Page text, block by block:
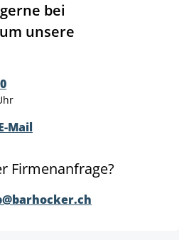
bei
unsere
Mail
Firmenanfrage?